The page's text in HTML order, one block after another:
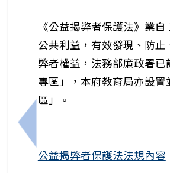
上一筆：性騷擾防治宣導
《公益揭弊者保護法》業
公共利益，有效發現、防
弊者權益，法務部廉政署
專區」，本府教育局亦設
區」。
公益揭弊者保護法法規內容